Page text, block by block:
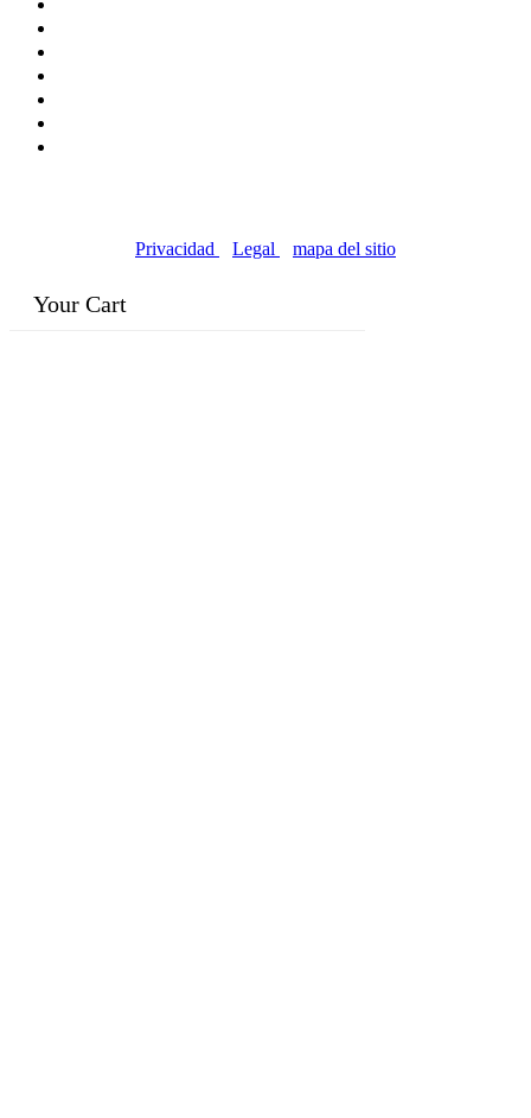
Privacidad
Legal mapa del sitio
Your Cart